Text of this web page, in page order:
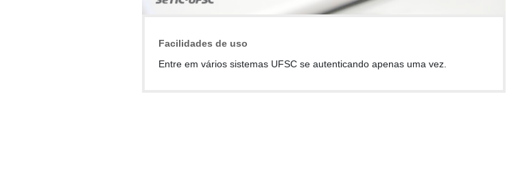
Facilidades de uso
Entre em vários sistemas UFSC se autenticando apenas uma vez.